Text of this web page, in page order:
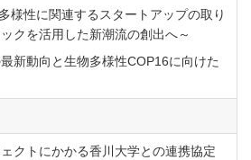
様性に関連するスタートアップの取り
クを活用した新潮流の創出へ～
新動向と生物多様性COP16に向けた
を開きます
クトにかかる香川大学との連携協定